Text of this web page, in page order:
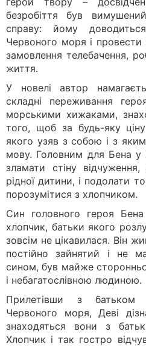
безробіття був
справу: йому
Червоного моря і провести
замовлення телебачення,
життя.
У новелі автор
складні переживання
морськими хижаками,
того, щоб за будь-яку
якого узяв з собою і з
мову. Головним для Бена у
зламати стіну
рідної дитини, і подолати
порозумітися з хлопчиком.
Син головного героя
хлопчик, батьки якого
зовсім не цікавилася. Він
постійно зайнятий і не
сином, був майже
і небагатослівною людиною.
Прилетівши з батьком
Червоного моря, Деві
знаходяться вони з
Хлопчик і так гостро